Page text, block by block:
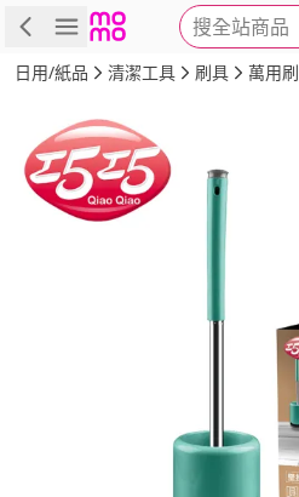
搜全站商品
商品 評價 詳情
日用/紙品 清潔工具 刷具 萬用刷